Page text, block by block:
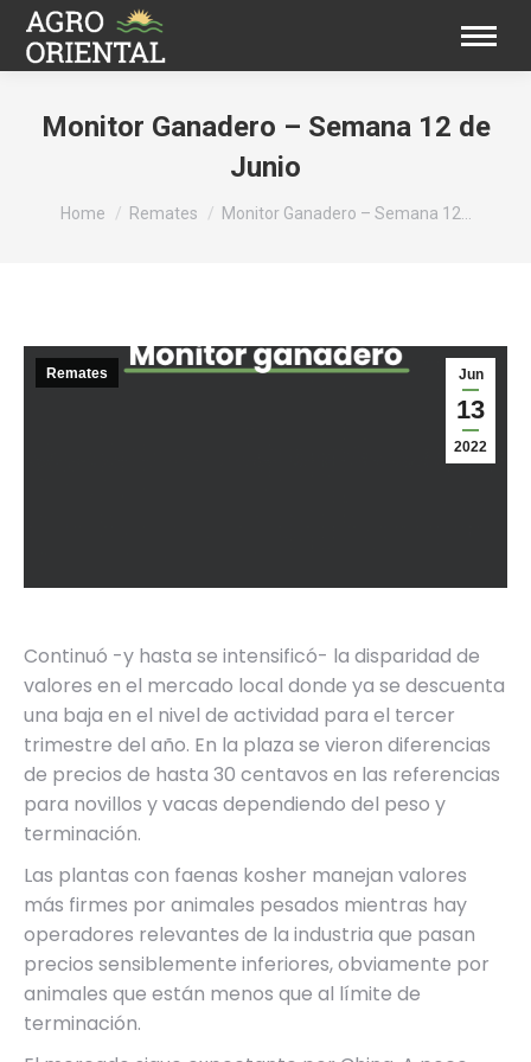
Monitor Ganadero – Semana 12 de
Junio
You are here:
Home Remates Monitor Ganadero – Semana 12…
Jun
13
2022
Remates
Continuó -y hasta se intensificó- la disparidad de
valores en el mercado local donde ya se descuenta
una baja en el nivel de actividad para el tercer
trimestre del año. En la plaza se vieron diferencias
de precios de hasta 30 centavos en las referencias
para novillos y vacas dependiendo del peso y
terminación.
Las plantas con faenas kosher manejan valores
más firmes por animales pesados mientras hay
operadores relevantes de la industria que pasan
precios sensiblemente inferiores, obviamente por
animales que están menos que al límite de
terminación.